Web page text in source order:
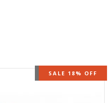
OUT OF STOCK
SALE 18% OFF